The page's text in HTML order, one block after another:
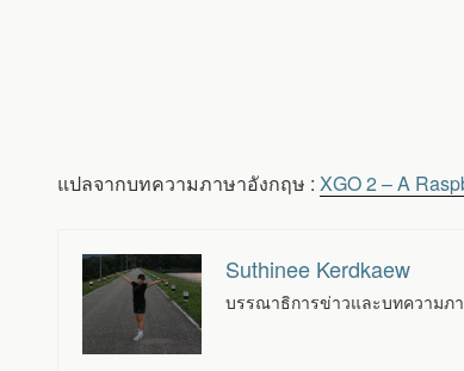
แปลจากบทความภาษาอังกฤษ : XGO 2 – A
Suthinee Kerdkaew
บรรณาธิการข่าวและบทความภา